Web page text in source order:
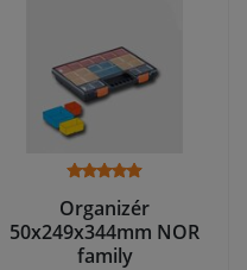
Organizér
50x249x344mm NOR
family